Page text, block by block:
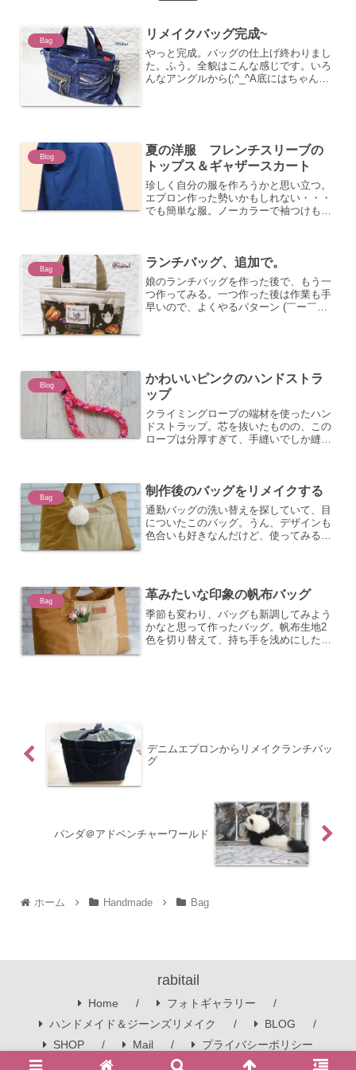
Bag リメイクバッグ完成~
やっと完成。バッグの仕上げ終わりまし
た。ふう。全貌はこんな感じです。いろ
んなアングルから(;^_^A底にはちゃんと
Blog
夏の洋服 フレンチスリーブの
トップス＆ギャザースカート
珍しく自分の服を作ろうかと思い立つ。
エプロン作った勢いかもしれない・・・
でも簡単な服。ノーカラーで袖つけもな
プロンでもいいかなと思っ...
Bag ランチバッグ、追加で。
娘のランチバッグを作った後で、もう一
つ作ってみる。一つ作った後は作業も手
早いので、よくやるパターン (￣ー￣；)
Blog
かわいいピンクのハンドストラ
ップ
クライミングロープの端材を使ったハン
ドストラップ。芯を抜いたものの、この
ロープは分厚すぎて、手縫いでしか縫え
布でくるりと巻いてまつり...
Bag 制作後のバッグをリメイクする
通勤バッグの洗い替えを探していて、目
についたこのバッグ。うん、デザインも
色合いも好きなんだけど、使ってみると
そう、となった。サイドに...
Bag 革みたいな印象の帆布バッグ
季節も変わり、バッグも新調してみよう
かなと思って作ったバッグ。帆布生地2
色を切り替えて、持ち手を浅めにした横
デニムエプロンからリメイクランチバッ
グ
パンダ＠アドベンチャーワールド
ホーム Handmade Bag
rabitail
Home
フォトギャラリー
ハンドメイド＆ジーンズリメイク
BLOG
SHOP
Mail プライバシーポリシー